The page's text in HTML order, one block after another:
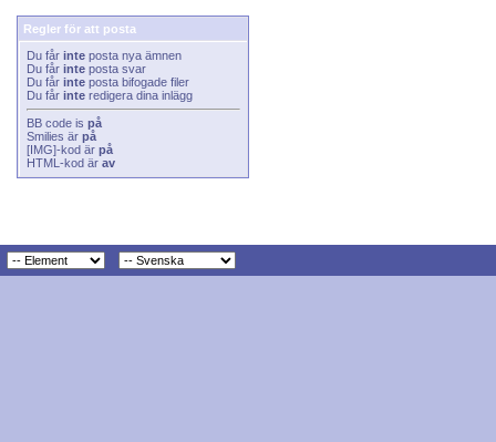
Regler för att posta
Du får inte posta nya ämnen
Du får inte posta svar
Du får inte posta bifogade filer
Du får inte redigera dina inlägg
BB code is på
Smilies är på
[IMG]-kod är på
HTML-kod är av